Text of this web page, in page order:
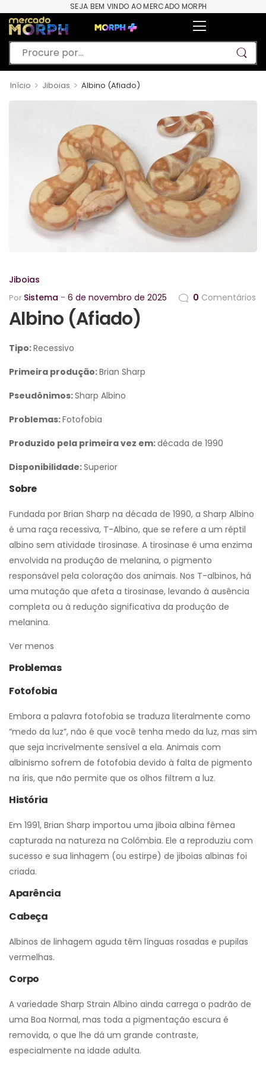
SEJA BEM VINDO AO MERCADO MORPH
Início > Jiboias > Albino (Afiado)
Jiboias
Por Sistema 6 de novembro de 2025 0 Comentários
Albino (Afiado)
Tipo:Recessivo
Primeira produção:Brian Sharp
Pseudônimos:Sharp Albino
Problemas:Fotofobia
Produzido pela primeira vez em:década de 1990
Disponibilidade:Superior
Sobre
Fundada por Brian Sharp na década de 1990, a Sharp Albino
é uma raça recessiva, T-Albino, que se refere a um réptil
albino sem atividade tirosinase. A tirosinase é uma enzima
envolvida na produção de melanina, o pigmento
responsável pela coloração dos animais. Nos T-albinos, há
uma mutação que afeta a tirosinase, levando à ausência
completa ou à redução significativa da produção de
melanina.
Ver menos
Problemas
Fotofobia
Embora a palavra fotofobia se traduza literalmente como
“medo da luz”, não é que você tenha medo da luz, mas sim
que seja incrivelmente sensível a ela. Animais com
albinismo sofrem de fotofobia devido à falta de pigmento
na íris, que não permite que os olhos filtrem a luz.
História
Em 1991, Brian Sharp importou uma jiboia albina fêmea
capturada na natureza na Colômbia. Ele a reproduziu com
sucesso e sua linhagem (ou estirpe) de jiboias albinas foi
criada.
Aparência
Cabeça
Albinos de linhagem aguda têm línguas rosadas e pupilas
vermelhas.
Corpo
A variedade Sharp Strain Albino ainda carrega o padrão de
uma Boa Normal, mas toda a pigmentação escura é
removida, o que lhe dá um grande contraste,
especialmente na idade adulta.